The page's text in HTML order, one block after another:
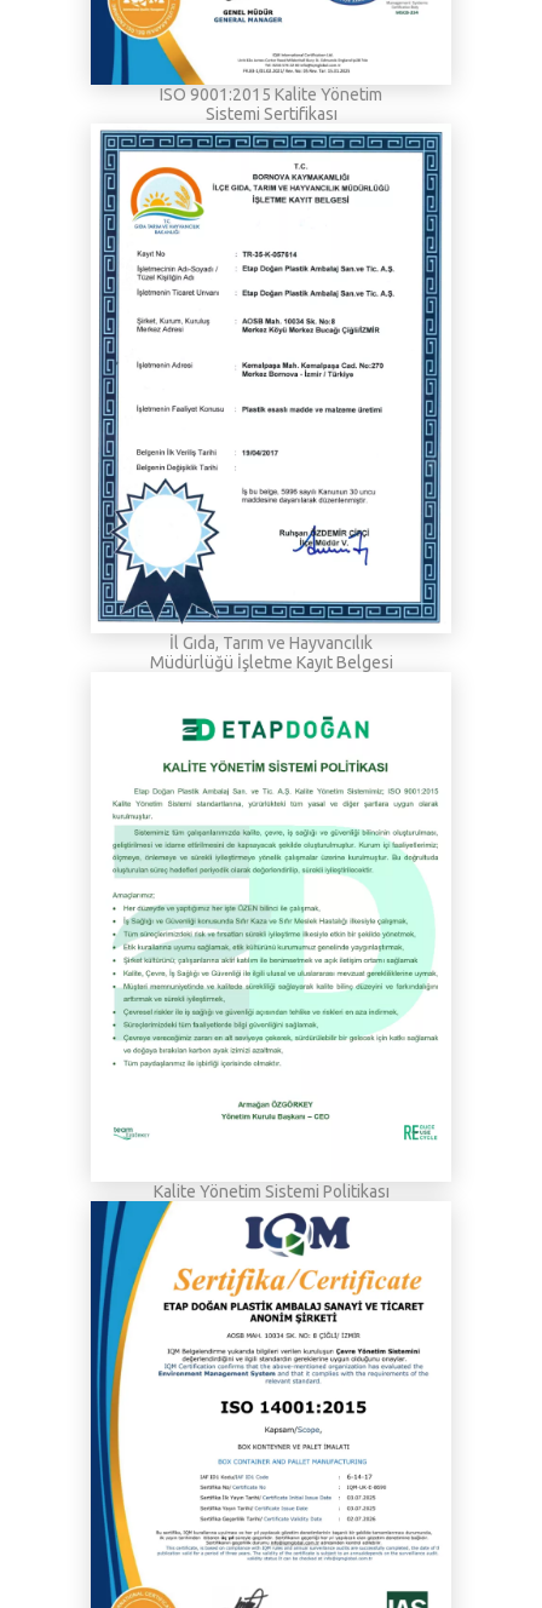
ISO 9001:2015 Kalite Yönetim
Sistemi Sertifikası
İl Gıda, Tarım ve Hayvancılık
Müdürlüğü İşletme Kayıt Belgesi
Kalite Yönetim Sistemi Politikası